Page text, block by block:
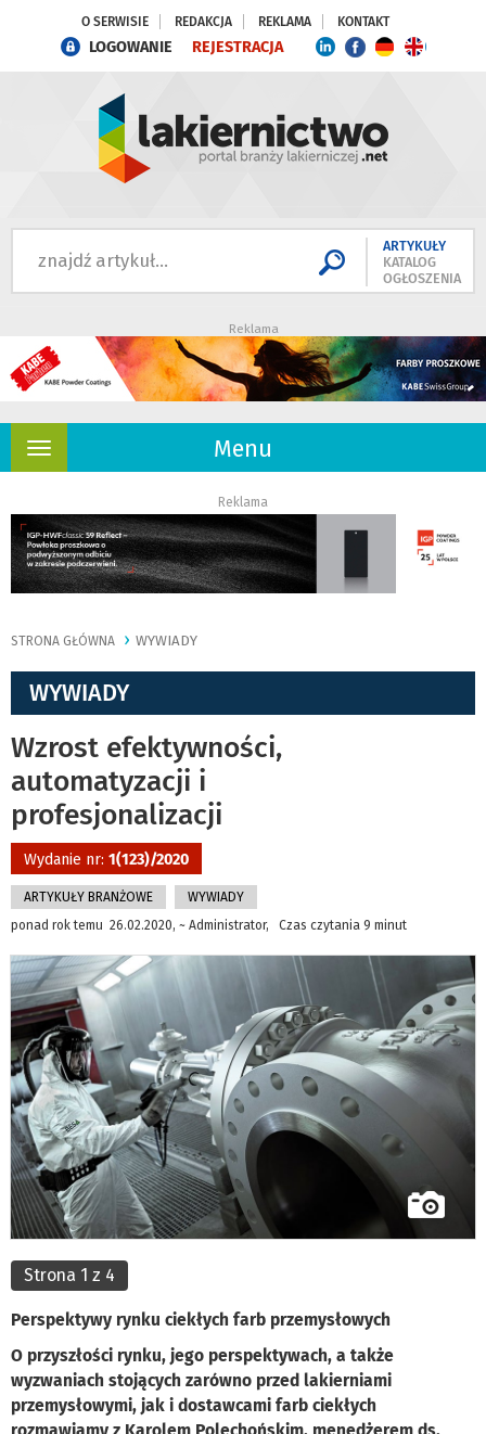
O SERWISIE REDAKCJA REKLAMA KONTAKT
LOGOWANIE REJESTRACJA
ARTYKUŁY
KATALOG
OGŁOSZENIA
Reklama
Menu
Rozwiń
Reklama
STRONA GŁÓWNA WYWIADY
WYWIADY
Wzrost efektywności,
automatyzacji i
profesjonalizacji
Wydanie nr: 1(123)/2020
ARTYKUŁY BRANŻOWE
WYWIADY
ponad rok temu 26.02.2020, ~ Administrator, Czas czytania 9 minut
Strona 1 z 4
Perspektywy rynku ciekłych farb przemysłowych
O przyszłości rynku, jego perspektywach, a także
wyzwaniach stojących zarówno przed lakierniami
przemysłowymi, jak i dostawcami farb ciekłych